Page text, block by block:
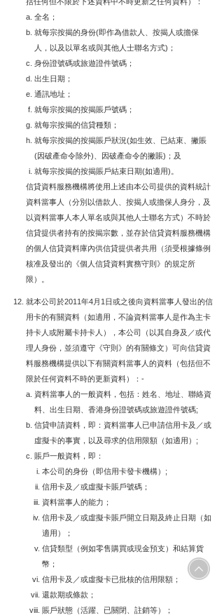
全名；
就每宗按揭的身份(即作為借款人、按揭人或擔保
人，以及以單名或與其他人士聯名方式)；
身份證號碼或旅遊證件號碼；
出生日期；
通訊地址；
就每宗按揭的按揭賬戶號碼；
就每宗按揭的信貸種類；
就每宗按揭的按揭賬戶狀況(如生效、已結束、撇賬
(因破產命令除外)、因破產命令的撇賬)；及
就每宗按揭的按揭賬戶結束日期(如適用)。
信貸資料服務機構將使用上述由本公司提供的資料統計
資料當事人（分別以借款人、按揭人或擔保人身分，及
以資料當事人本人單名或與其他人士聯名方式）不時於
信貸提供者持有的按揭宗數，並存於信貸資料服務機構
的個人信貸資料庫內供信貸提供者共用（須受根據條例
核准及發出的《個人信貸資料實務守則》的規定所
限）。
就本公司於2011年4月1日或之後向資料當事人發出的信
用卡的有關資料（如適用，不論資料當事人是作為主卡
持卡人或附屬卡持卡人），本公司（以其自身及／或代
理人身份，並須遵守《守則》的有關條文）可向信貸資
料服務機構提供以下有關資料當事人的資料（包括但不
限於任何資料不時的更新資料）：-
資料當事人的一般資料，包括：姓名、地址、聯絡資
料、出生日期、香港身份證號碼或旅遊證件號碼;
信貸申請資料，即：資料當事人已申請信用卡及／或
虛擬卡的事實，以及尋求的信用限額（如適用）;
賬戶一般資料，即：
本公司的身份（即信用卡發卡機構）;
信用卡及／或虛擬卡賬戶號碼；
資料當事人的能力；
信用卡及／或虛擬卡賬戶開立日期及終止日期（如
適用）；
信貸類型（例如零售購買或現金預支）和結算貨
幣；
信用卡及／或虛擬卡已批核的信用限額；
還款期或條款；
賬戶狀態（活躍、已關閉、註銷等）；